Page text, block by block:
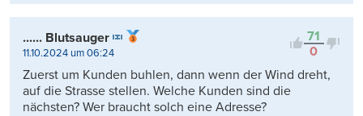
71
0
...... Blutsauger
11.10.2024 um 06:24
Zuerst um Kunden buhlen, dann wenn der Wind dreht,
auf die Strasse stellen. Welche Kunden sind die
nächsten? Wer braucht solch eine Adresse?